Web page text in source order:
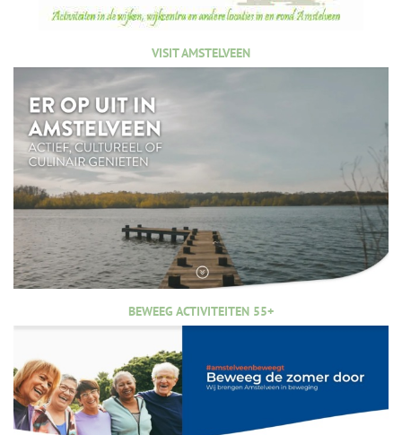
VISIT AMSTELVEEN
BEWEEG ACTIVITEITEN 55+